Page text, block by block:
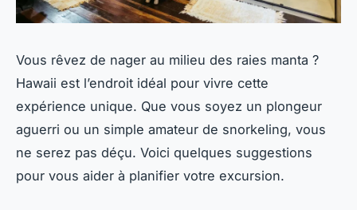
Vous rêvez de nager au milieu des raies manta ?
Hawaii est l’endroit idéal pour vivre cette
expérience unique. Que vous soyez un plongeur
aguerri ou un simple amateur de snorkeling, vous
ne serez pas déçu. Voici quelques suggestions
pour vous aider à planifier votre excursion.